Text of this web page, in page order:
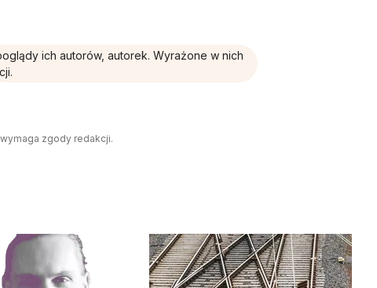
ich autorów, autorek. Wyrażone w nich
zgody redakcji.